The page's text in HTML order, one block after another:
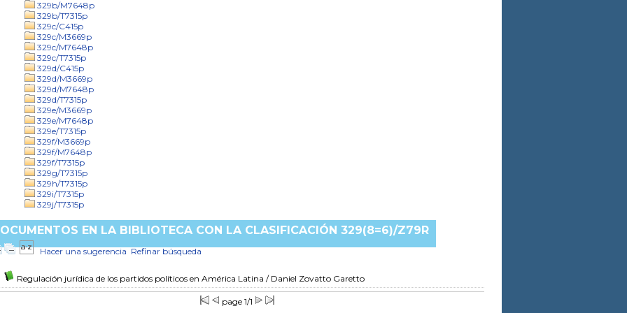
329b/M7648p
329b/T7315p
329c/C415p
329c/M3669p
329c/M7648p
329c/T7315p
329d/C415p
329d/M3669p
329d/M7648p
329d/T7315p
329e/M3669p
329e/M7648p
329e/T7315p
329f/M3669p
329f/M7648p
329f/T7315p
329g/T7315p
329h/T7315p
329i/T7315p
329j/T7315p
EN LA BIBLIOTECA CON LA CLASIFICACIÓN 329(8=6)/Z79R
Hacer una sugerencia Refinar búsqueda
Regulación jurídica de los partidos políticos en América Latina / Daniel Zovatto Garetto
page 1/1